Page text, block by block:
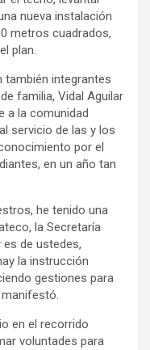
nueva instalación
metros cuadrados,
plan.
también integrantes
familia, Vidal Aguilar
a la comunidad
servicio de las y los
por el
en un año tan
he tenido una
la Secretaría
es de ustedes,
la instrucción
gestiones para
en el recorrido
voluntades para